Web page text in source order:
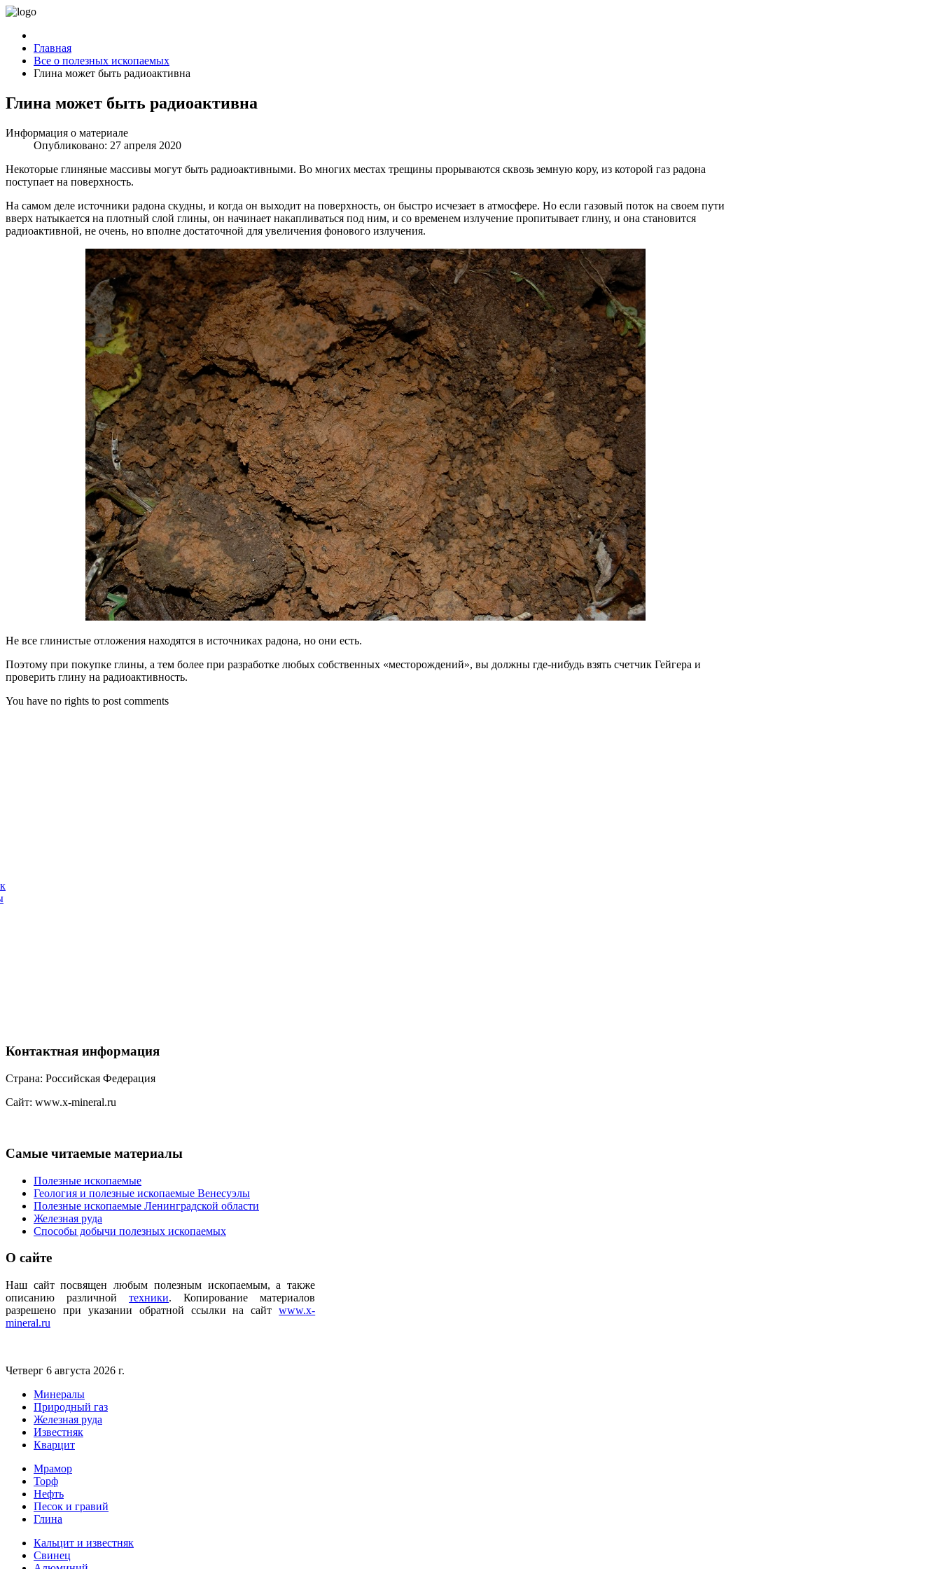
Главная
Все о полезных ископаемых
Глина может быть радиоактивна
Глина может быть радиоактивна
Информация о материале
Опубликовано: 27 апреля 2020
Некоторые глиняные массивы могут быть радиоактивными. Во многих местах трещины прорываются сквозь земную кору, из которой газ радона
поступает на поверхность.
На самом деле источники радона скудны, и когда он выходит на поверхность, он быстро исчезает в атмосфере. Но если газовый поток на своем пути
вверх натыкается на плотный слой глины, он начинает накапливаться под ним, и со временем излучение пропитывает глину, и она становится
радиоактивной, не очень, но вполне достаточной для увеличения фонового излучения.
Не все глинистые отложения находятся в источниках радона, но они есть.
Поэтому при покупке глины, а тем более при разработке любых собственных «месторождений», вы должны где-нибудь взять счетчик Гейгера и
проверить глину на радиоактивность.
You have no rights to post comments
Контактная информация
Страна: Российская Федерация
Сайт: www.x-mineral.ru
Самые читаемые материалы
Полезные ископаемые
Геология и полезные ископаемые Венесуэлы
Полезные ископаемые Ленинградской области
Железная руда
Способы добычи полезных ископаемых
О сайте
Наш сайт посвящен любым полезным ископаемым, а также
описанию различнойтехники.Копирование материалов
разрешено при указании обратной ссылки на сайтwww.x-
mineral.ru
Четверг 6 августа 2026 г.
Минералы
Природный газ
Железная руда
Известняк
Кварцит
Мрамор
Торф
Нефть
Песок и гравий
Глина
Кальцит и известняк
Свинец